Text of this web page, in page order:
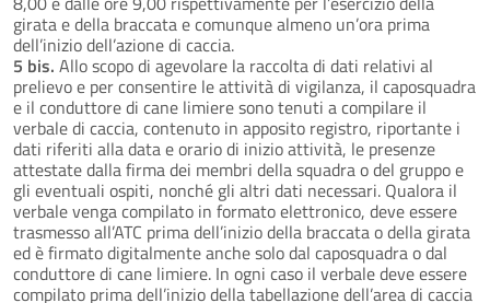
girata e della braccata e comunque almeno un’ora prima
dell’inizio dell’azione di caccia.
5 bis. Allo scopo di agevolare la raccolta di dati relativi al
prelievo e per consentire le attività di vigilanza, il caposquadra
e il conduttore di cane limiere sono tenuti a compilare il
verbale di caccia, contenuto in apposito registro, riportante i
dati riferiti alla data e orario di inizio attività, le presenze
attestate dalla firma dei membri della squadra o del gruppo e
gli eventuali ospiti, nonché gli altri dati necessari. Qualora il
verbale venga compilato in formato elettronico, deve essere
trasmesso all’ATC prima dell’inizio della braccata o della girata
ed è firmato digitalmente anche solo dal caposquadra o dal
conduttore di cane limiere. In ogni caso il verbale deve essere
compilato prima dell’inizio della tabellazione dell’area di caccia